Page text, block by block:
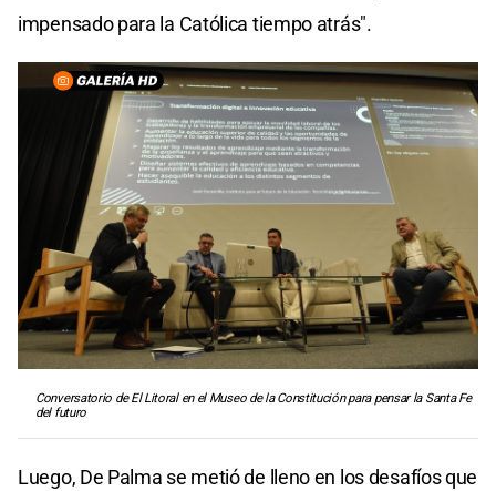
impensado para la Católica tiempo atrás".
Conversatorio de El Litoral en el Museo de la Constitución para pensar la Santa Fe
del futuro
Luego, De Palma se metió de lleno en los desafíos que